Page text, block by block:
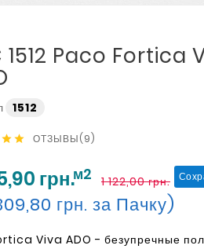
1512 Paco Fortica
1512
  ОТЗЫВЫ(9)
грн.м2 1 122,00 грн.
грн. за Пачку)
Viva ADO - безупречные